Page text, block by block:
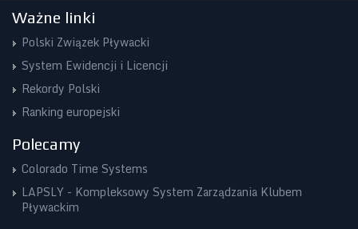
Ważne linki
Polski Związek Pływacki
System Ewidencji i Licencji
Rekordy Polski
Ranking europejski
Polecamy
Colorado Time Systems
LAPSLY - Kompleksowy System Zarządzania Klubem
Pływackim